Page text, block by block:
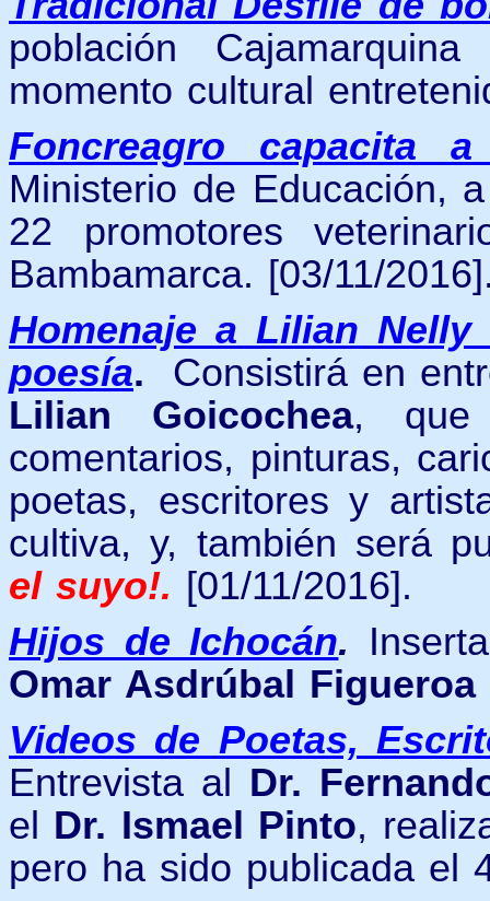
población
momento cultural
Foncreagro capacita
Ministerio de Educación,
22 promotores
Bambamarca. [03/11/
Homenaje a Lilian
poesía. Consistirá en
Lilian Goicochea, que
comentarios, pinturas,
poetas, escritores y
cultiva, y, también será
el suyo!. [01/11/2016].
Hijos de Ichocán.
Omar Asdrúbal Figueroa
Videos de Poetas,
Entrevista al Dr.
el Dr. Ismael Pinto,
pero ha sido publicada el